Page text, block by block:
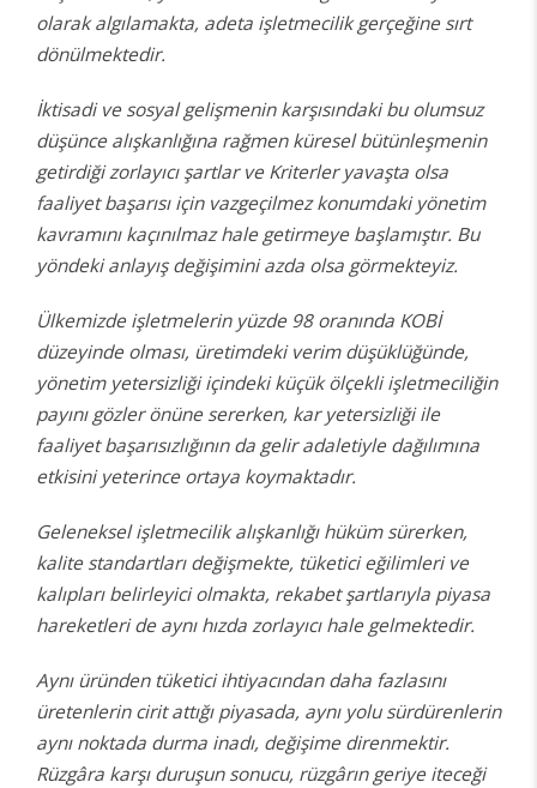
olarak algılamakta, adeta işletmecilik gerçeğine sırt
dönülmektedir.
İktisadi ve sosyal gelişmenin karşısındaki bu olumsuz
düşünce alışkanlığına rağmen küresel bütünleşmenin
getirdiği zorlayıcı şartlar ve Kriterler yavaşta olsa
faaliyet başarısı için vazgeçilmez konumdaki yönetim
kavramını kaçınılmaz hale getirmeye başlamıştır. Bu
yöndeki anlayış değişimini azda olsa görmekteyiz.
Ülkemizde işletmelerin yüzde 98 oranında KOBİ
düzeyinde olması, üretimdeki verim düşüklüğünde,
yönetim yetersizliği içindeki küçük ölçekli işletmeciliğin
payını gözler önüne sererken, kar yetersizliği ile
faaliyet başarısızlığının da gelir adaletiyle dağılımına
etkisini yeterince ortaya koymaktadır.
Geleneksel işletmecilik alışkanlığı hüküm sürerken,
kalite standartları değişmekte, tüketici eğilimleri ve
kalıpları belirleyici olmakta, rekabet şartlarıyla piyasa
hareketleri de aynı hızda zorlayıcı hale gelmektedir.
Aynı üründen tüketici ihtiyacından daha fazlasını
üretenlerin cirit attığı piyasada, aynı yolu sürdürenlerin
aynı noktada durma inadı, değişime direnmektir.
Rüzgâra karşı duruşun sonucu, rüzgârın geriye iteceği